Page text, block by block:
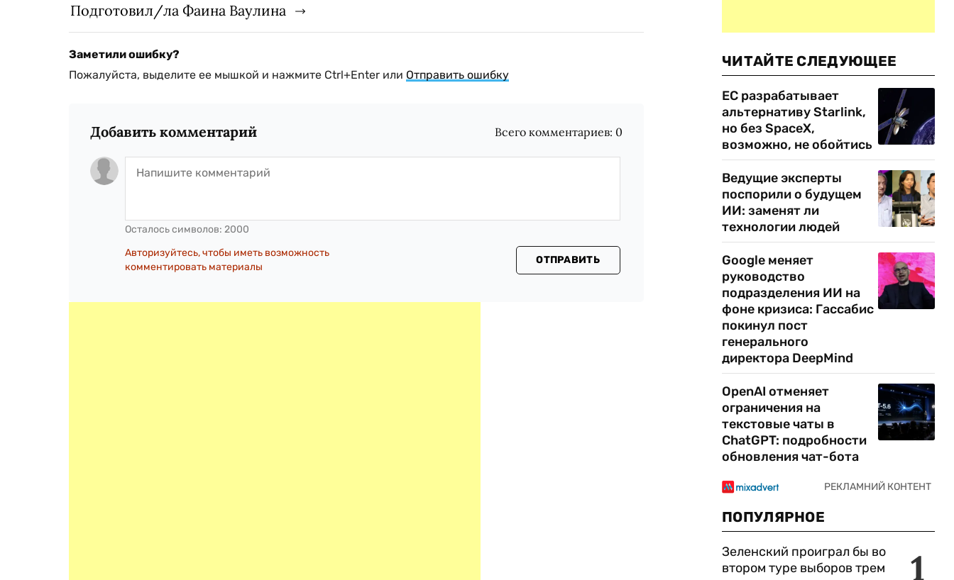
Подготовил/ла Фаина Ваулина
Заметили ошибку?
Пожалуйста, выделите ее мышкой и нажмите Ctrl+Enter или Отправить ошибку
Добавить комментарий Всего комментариев: 0
Осталось символов: 2000
Авторизуйтесь, чтобы иметь возможность
комментировать материалы
ОТПРАВИТЬ
ЧИТАЙТЕ СЛЕДУЮЩЕЕ
ЕС разрабатывает
альтернативу Starlink,
но без SpaceX,
возможно, не обойтись
Ведущие эксперты
поспорили о будущем
ИИ: заменят ли
технологии людей
Google меняет
руководство
подразделения ИИ на
фоне кризиса: Гассабис
покинул пост
генерального
директора DeepMind
OpenAI отменяет
ограничения на
текстовые чаты в
ChatGPT: подробности
обновления чат-бота
ПОПУЛЯРНОЕ
1
Зеленский проиграл бы во
втором туре выборов трем